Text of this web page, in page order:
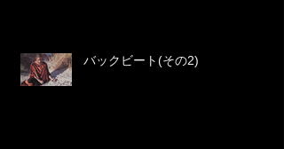
バックビート(その2)